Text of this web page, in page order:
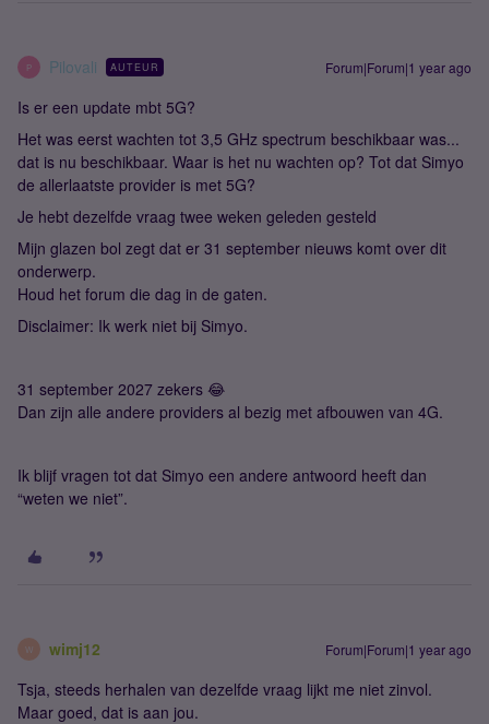
P Pilovali AUTEUR Forum|Forum|1 year ago
Is er een update mbt 5G?
Het was eerst wachten tot 3,5 GHz spectrum beschikbaar was...
dat is nu beschikbaar. Waar is het nu wachten op? Tot dat Simyo
de allerlaatste provider is met 5G?
Je hebt dezelfde vraag twee weken geleden gesteld
Mijn glazen bol zegt dat er 31 september nieuws komt over dit
onderwerp.
Houd het forum die dag in de gaten.
Disclaimer: Ik werk niet bij Simyo.
31 september 2027 zekers 😂
Dan zijn alle andere providers al bezig met afbouwen van 4G.
Ik blijf vragen tot dat Simyo een andere antwoord heeft dan
“weten we niet”.
W wimj12 Forum|Forum|1 year ago
Tsja, steeds herhalen van dezelfde vraag lijkt me niet zinvol.
Maar goed, dat is aan jou.